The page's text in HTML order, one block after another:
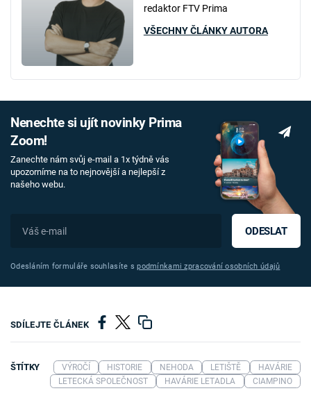
redaktor FTV Prima
VŠECHNY ČLÁNKY AUTORA
Nenechte si ujít novinky Prima
Zoom!
Zanechte nám svůj e-mail a 1x týdně vás
upozorníme na to nejnovější a nejlepší z
našeho webu.
ODESLAT
Odesláním formuláře souhlasíte spodmínkami zpracování osobních údajů
SDÍLEJTE ČLÁNEK
ŠTÍTKY VÝROČÍ HISTORIE NEHODA LETIŠTĚ
HAVÁRIE
LETECKÁ SPOLEČNOST
HAVÁRIE LETADLA CIAMPINO